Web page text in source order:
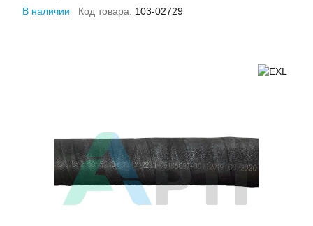
В наличии Код товара: 103-02729